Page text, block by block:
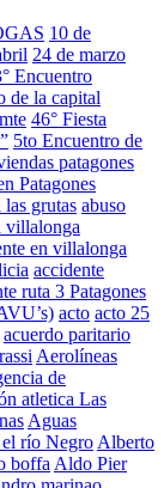
10 de
24 de marzo
Encuentro
de la capital
46° Fiesta
5to Encuentro de
patagones
Patagones
las grutas abuso
villalonga
en villalonga
accidente
ruta 3 Patagones
acto acto 25
acuerdo paritario
Aerolíneas
de
atletica Las
Aguas
el río Negro Alberto
boffa Aldo Pier